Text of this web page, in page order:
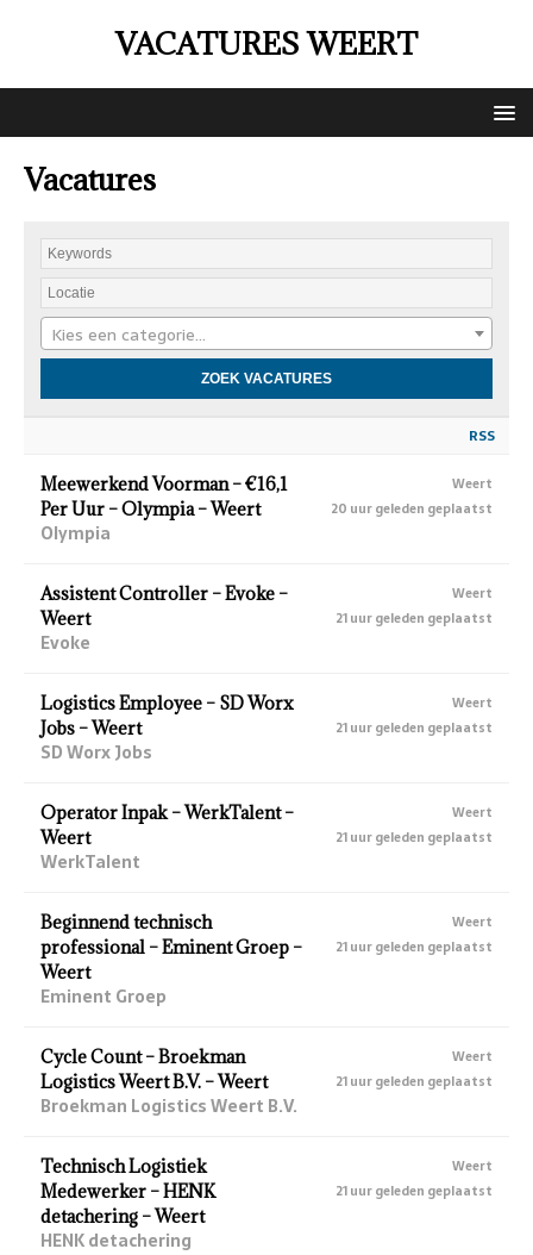
VACATURES WEERT
Vacatures
Kies een categorie…
RSS
Meewerkend Voorman – €16,1
Per Uur – Olympia – Weert
Olympia
Weert
20 uur geleden geplaatst
Assistent Controller – Evoke –
Weert
Evoke
Weert
21 uur geleden geplaatst
Logistics Employee – SD Worx
Jobs – Weert
SD Worx Jobs
Weert
21 uur geleden geplaatst
Operator Inpak – WerkTalent –
Weert
WerkTalent
Weert
21 uur geleden geplaatst
Beginnend technisch
professional – Eminent Groep –
Weert
Eminent Groep
Weert
21 uur geleden geplaatst
Cycle Count – Broekman
Logistics Weert B.V. – Weert
Broekman Logistics Weert B.V.
Weert
21 uur geleden geplaatst
Technisch Logistiek
Medewerker – HENK
detachering – Weert
HENK detachering
Weert
21 uur geleden geplaatst